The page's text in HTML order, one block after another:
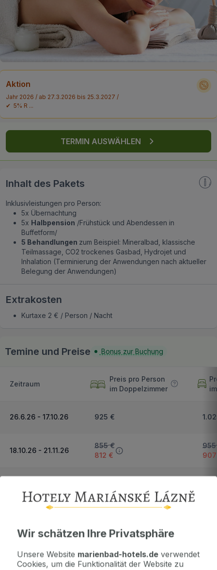
Aktion
Jahr 2026 / ab 27.3.2026 bis 25.3.2027 /
✔ 5% R ...
TERMIN AUSWÄHLEN
Inhalt des Pakets
Inklusivleistungen pro Person:
5x Übernachtung
5x Halbpension /Frühstück und Abendessen in
Buffetform/
5 Behandlungen zum Beispiel: Mineralbad, klassische
Teilmassage, CO2 trockenes Gasbad, Hydrojet und
Inhalation (Terminierung der Anwendungen nach aktueller
Belegung der Anwendungen)
Extrakosten
Kurtaxe 2 € / Person / Nacht
Temine und Preise Bonus zur Buchung
Zeitraum
Preis pro Person
im Doppelzimmer
26.6.26 - 17.10.26 925 €
18.10.26 - 21.11.26
855 €
812 €
703 €
Nächster Zeitraum und Preise anzeigen
Kontaktdaten. Unterkunftsbedingungen und andere...
Wir schätzen Ihre Privatsphäre
Unsere Website marienbad-hotels.de verwendet
Cookies, um die Funktionalität der Website zu